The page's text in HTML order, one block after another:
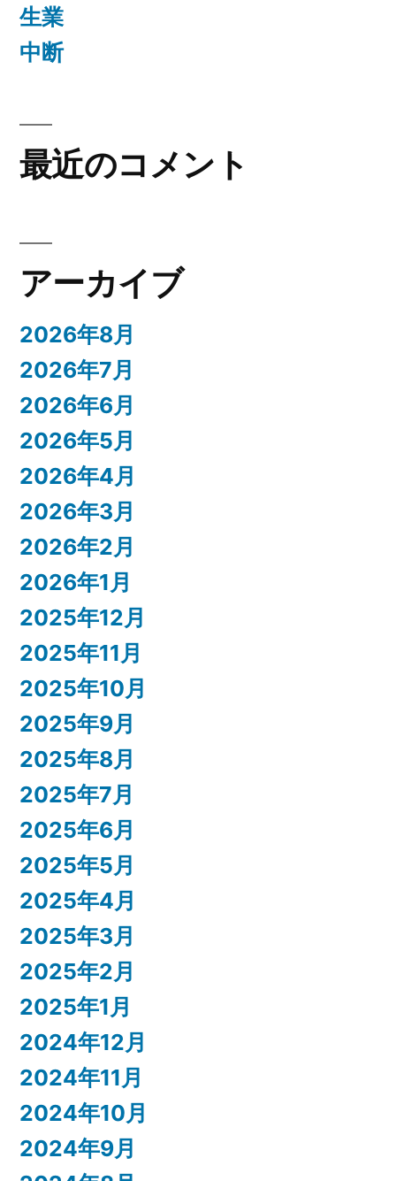
生業
中断
最近のコメント
アーカイブ
2026年8月
2026年7月
2026年6月
2026年5月
2026年4月
2026年3月
2026年2月
2026年1月
2025年12月
2025年11月
2025年10月
2025年9月
2025年8月
2025年7月
2025年6月
2025年5月
2025年4月
2025年3月
2025年2月
2025年1月
2024年12月
2024年11月
2024年10月
2024年9月